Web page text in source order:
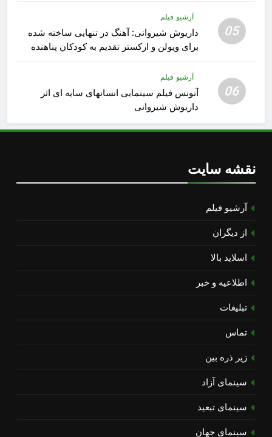
05
آرشیو فیلم
داریوش شیروانی: آهنگ در تنهایی ساخته شده
برای ویولن و ارکستر تقدیم به کودکان پناهنده
06
آرشیو فیلم
آنونس فیلم سینمایی انسانهای سایه ای اثر
داریوش شیروانی
نقشه سایت
آرشیو فیلم
از دیگران
اسلاید بالا
اطلاعیه و خبر
تبلیغات
تماس
زیر ذره بین
سینمای آزاد
سینمای تبعید
سینمای جهان